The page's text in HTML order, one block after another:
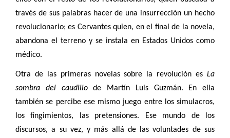
través de sus palabras hacer de una insurrección un hecho
revolucionario; es Cervantes quien, en el final de la novela,
abandona el terreno y se instala en Estados Unidos como
médico.
Otra de las primeras novelas sobre la revolución es La
sombra del caudillode Martín Luis Guzmán. En ella
también se percibe ese mismo juego entre los simulacros,
los fingimientos, las pretensiones. Ese mundo de los
discursos, a su vez, y más allá de las voluntades de sus